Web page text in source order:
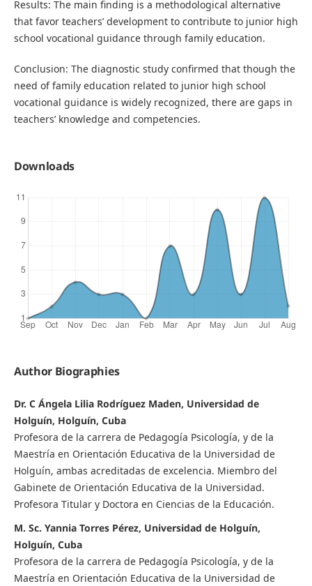
Results: The main finding is a methodological alternative
that favor teachers’ development to contribute to junior high
school vocational guidance through family education.
Conclusion: The diagnostic study confirmed that though the
need of family education related to junior high school
vocational guidance is widely recognized, there are gaps in
teachers’ knowledge and competencies.
Downloads
Author Biographies
Dr. C Ángela Lilia Rodríguez Maden, Universidad de
Holguín, Holguín, Cuba
Profesora de la carrera de Pedagogía Psicología, y de la
Maestría en Orientación Educativa de la Universidad de
Holguín, ambas acreditadas de excelencia. Miembro del
Gabinete de Orientación Educativa de la Universidad.
Profesora Titular y Doctora en Ciencias de la Educación.
M. Sc. Yannia Torres Pérez, Universidad de Holguín,
Holguín, Cuba
Profesora de la carrera de Pedagogía Psicología, y de la
Maestría en Orientación Educativa de la Universidad de